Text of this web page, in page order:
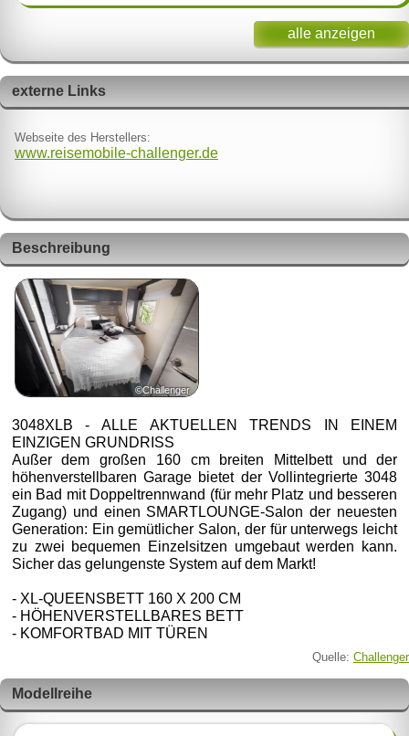
alle anzeigen
externe Links
Webseite des Herstellers:
www.reisemobile-challenger.de
Beschreibung
©Challenger
3048XLB - ALLE AKTUELLEN TRENDS IN EINEM
EINZIGEN GRUNDRISS
Außer dem großen 160 cm breiten Mittelbett und der
höhenverstellbaren Garage bietet der Vollintegrierte 3048
ein Bad mit Doppeltrennwand (für mehr Platz und besseren
Zugang) und einen SMARTLOUNGE-Salon der neuesten
Generation: Ein gemütlicher Salon, der für unterwegs leicht
zu zwei bequemen Einzelsitzen umgebaut werden kann.
Sicher das gelungenste System auf dem Markt!
- XL-QUEENSBETT 160 X 200 CM
- HÖHENVERSTELLBARES BETT
- KOMFORTBAD MIT TÜREN
Quelle: Challenger
Modellreihe